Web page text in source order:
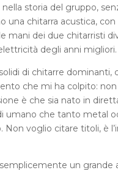
storia del gruppo,
una chitarra acustica,
mani dei due chitarristi
degli anni migliori.
di chitarre dominanti,
che mi ha colpito:
è che sia nato in
umano che tanto metal
voglio citare titoli, è
un grande